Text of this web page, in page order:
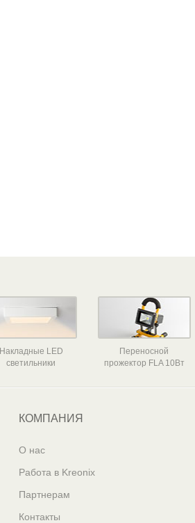
Накладные LED
светильники
Переносной
прожектор FLA 10Вт
КОМПАНИЯ
О нас
Работа в Kreonix
Партнерам
Контакты